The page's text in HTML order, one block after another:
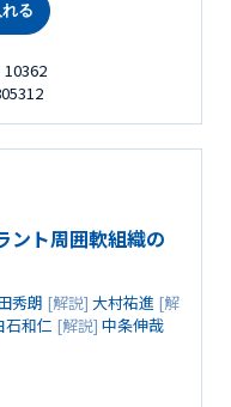
る
ト周囲軟組織の
秀朗 [解説] 大村祐進 [解
石和仁 [解説] 中条伸哉